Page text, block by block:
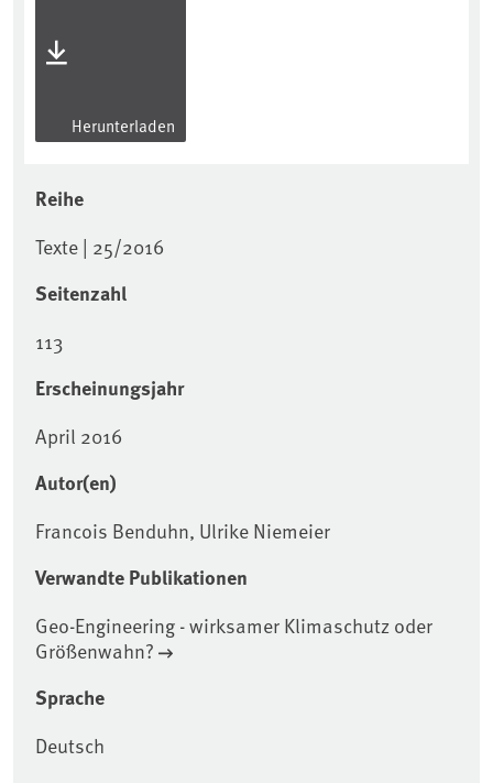
Herunterladen
Reihe
Texte | 25/2016
Seitenzahl
113
Erscheinungsjahr
April 2016
Autor(en)
Francois Benduhn, Ulrike Niemeier
Verwandte Publikationen
Geo-Engineering - wirksamer Klimaschutz oder
Größenwahn?
Sprache
Deutsch